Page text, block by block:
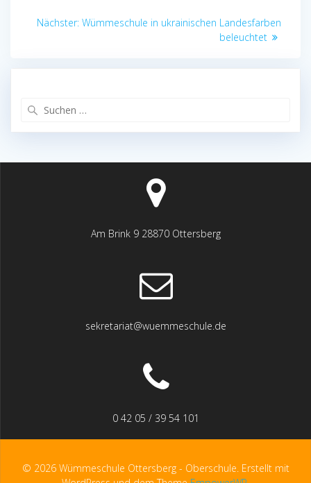
Beitragsnavigation
Nächster: Nächster
Wümmeschule in ukrainischen Landesfarben
beleuchtet
Am Brink 9 28870 Ottersberg
sekretariat@wuemmeschule.de
0 42 05 / 39 54 101
© 2026 Wümmeschule Ottersberg - Oberschule. Erstellt mit